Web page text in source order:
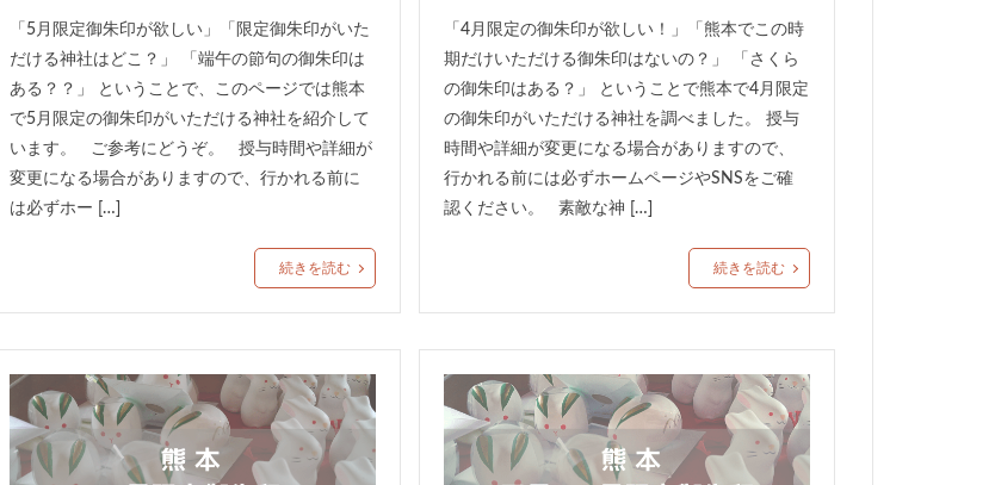
「5月限定御朱印が欲しい」「限定御朱印がいた
だける神社はどこ？」 「端午の節句の御朱印は
ある？？」 ということで、このページでは熊本
で5月限定の御朱印がいただける神社を紹介して
います。 ご参考にどうぞ。 授与時間や詳細が
変更になる場合がありますので、行かれる前に
は必ずホー […]
続きを読む
「4月限定の御朱印が欲しい！」「熊本でこの時
期だけいただける御朱印はないの？」 「さくら
の御朱印はある？」 ということで熊本で4月限定
の御朱印がいただける神社を調べました。 授与
時間や詳細が変更になる場合がありますので、
行かれる前には必ずホームページやSNSをご確
認ください。 素敵な神 […]
続きを読む